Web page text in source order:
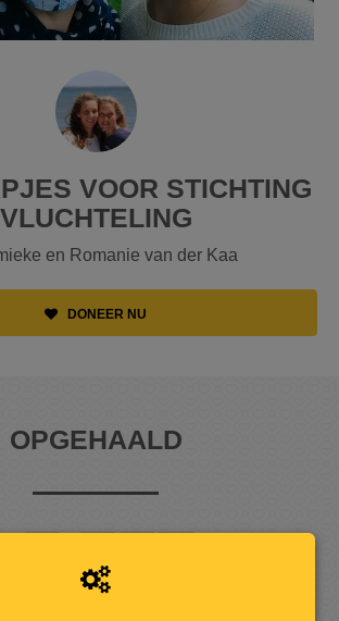
VOOR STICHTING
VLUCHTELING
en Romanie van der Kaa
DONEER NU
OPGEHAALD
4